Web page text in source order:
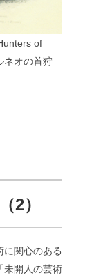
of
ネオの首狩
2）
に関心のある
未開人の芸術